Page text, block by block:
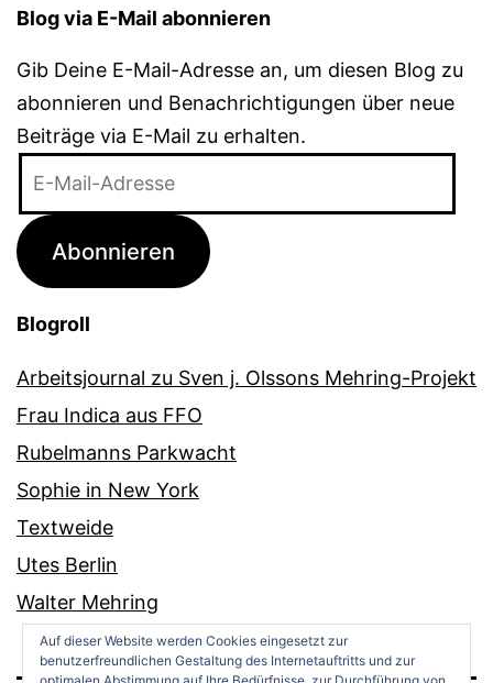
Blog via E-Mail abonnieren
Gib Deine E-Mail-Adresse an, um diesen Blog zu
abonnieren und Benachrichtigungen über neue
Beiträge via E-Mail zu erhalten.
Adresse
Abonnieren
Blogroll
Arbeitsjournal zu Sven j. Olssons Mehring-Projekt
Frau Indica aus FFO
Rubelmanns Parkwacht
Sophie in New York
Textweide
Utes Berlin
Walter Mehring
Auf dieser Website werden Cookies eingesetzt zur
benutzerfreundlichen Gestaltung des Internetauftritts und zur